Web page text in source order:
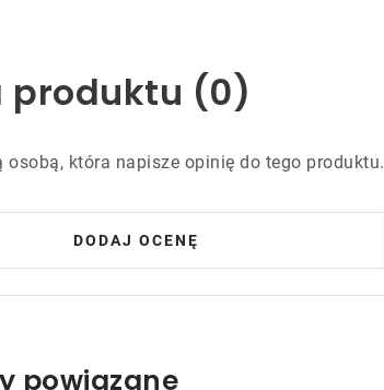
produktu (0)
osobą, która napisze opinię do tego produktu.
DODAJ OCENĘ
powiązane